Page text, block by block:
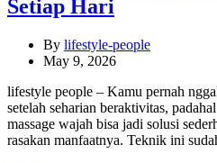
Setiap Hari
By lifestyle-people
May 9, 2026
lifestyle people – Kamu pernah
setelah seharian beraktivitas,
massage wajah bisa jadi solusi
rasakan manfaatnya. Teknik ini